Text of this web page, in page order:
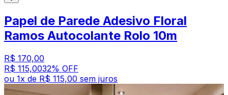
Papel de Parede Adesivo Floral
Ramos Autocolante Rolo 10m
R$ 170,00
R$ 115,0032% OFF
ou 1x de R$ 115,00 sem juros